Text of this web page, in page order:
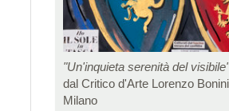
"Un'inquieta serenità del visibile"
dal Critico d'Arte Lorenzo
Milano